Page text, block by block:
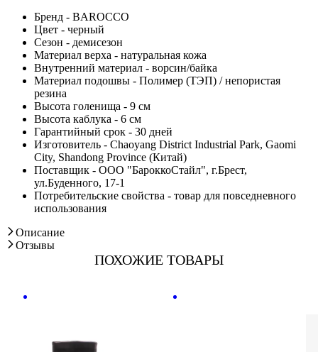
Бренд - BAROCCO
Цвет - черный
Сезон - демисезон
Материал верха - натуральная кожа
Внутренний материал - ворсин/байка
Материал подошвы - Полимер (ТЭП) / непористая
резина
Высота голенища - 9 см
Высота каблука - 6 см
Гарантийный срок - 30 дней
Изготовитель - Chaoyang District Industrial Park, Gaomi
City, Shandong Province (Китай)
Поставщик - ООО "БароккоСтайл", г.Брест,
ул.Буденного, 17-1
Потребительские свойства - товар для повседневного
использования
Описание
Отзывы
ПОХОЖИЕ ТОВАРЫ